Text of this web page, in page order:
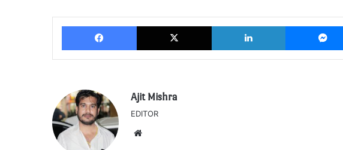
Facebook X LinkedIn
Ajit Mishra
EDITOR